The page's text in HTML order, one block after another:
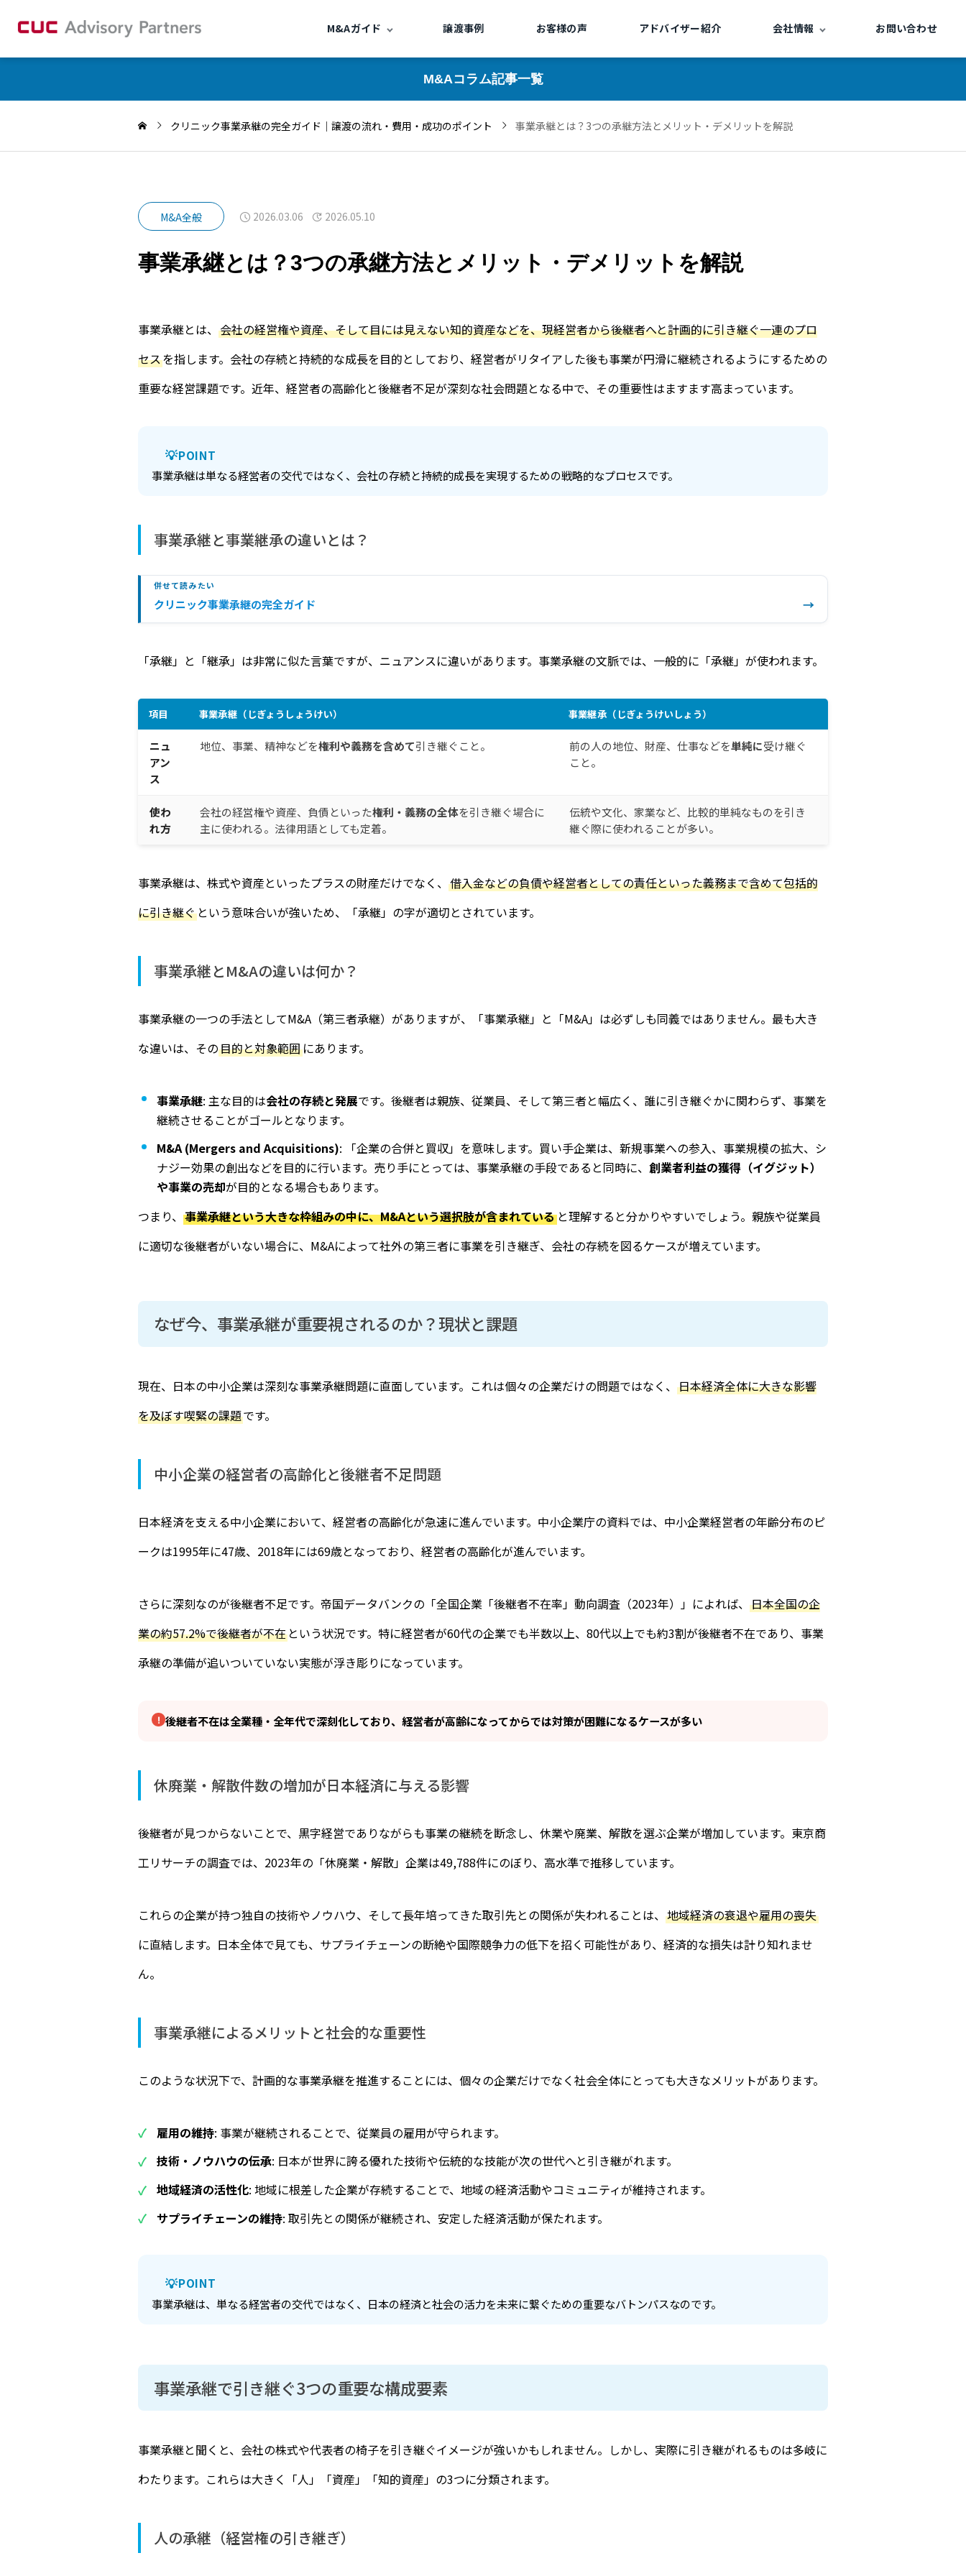
M&Aガイド 譲渡事例 お客様の声 アドバイザー紹介 会社情報 お問い合わせ
M&Aコラム記事一覧
クリニック事業承継の完全ガイド｜譲渡の流れ・費用・成功のポイント 事業承継とは？3つの承継方法とメリット・デメリットを解説
M&A全般 2026.03.06 2026.05.10
事業承継とは？3つの承継方法とメリット・デメリットを解説
事業承継とは、 会社の経営権や資産、そして目には見えない知的資産などを、現経営者から後継者へと計画的に引き継ぐ一連のプロ
セスを指します。会社の存続と持続的な成長を目的としており、経営者がリタイアした後も事業が円滑に継続されるようにするための
重要な経営課題です。近年、経営者の高齢化と後継者不足が深刻な社会問題となる中で、その重要性はますます高まっています。
POINT
事業承継は単なる経営者の交代ではなく、会社の存続と持続的成長を実現するための戦略的なプロセスです。
事業承継と事業継承の違いとは？
併せて読みたい
クリニック事業承継の完全ガイド →
「承継」と「継承」は非常に似た言葉ですが、ニュアンスに違いがあります。事業承継の文脈では、一般的に「承継」が使われます。
項目 事業承継 （じぎょうしょうけい） 事業継承 （じぎょうけいしょう）
ニュ
アン
ス
地位、事業、精神などを権利や義務を含めて引き継ぐこと。 前の人の地位、財産、仕事などを単純に受け継ぐ
こと。
使わ
れ方
会社の経営権や資産、負債といった権利・義務の全体を引き継ぐ場合に
主に使われる。法律用語としても定着。
伝統や文化、家業など、比較的単純なものを引き
継ぐ際に使われることが多い。
事業承継は、株式や資産といったプラスの財産だけでなく、 借入金などの負債や経営者としての責任といった義務まで含めて包括的
に引き継ぐ という意味合いが強いため、「承継」の字が適切とされています。
事業承継とM&Aの違いは何か？
事業承継の一つの手法としてM&A（第三者承継）がありますが、「事業承継」と「M&A」は必ずしも同義ではありません。最も大き
な違いは、その目的と対象範囲にあります。
事業承継: 主な目的は会社の存続と発展です。後継者は親族、従業員、そして第三者と幅広く、誰に引き継ぐかに関わらず、事業を
継続させることがゴールとなります。
M&A (Mergers and Acquisitions): 「企業の合併と買収」を意味します。買い手企業は、新規事業への参入、事業規模の拡大、シ
ナジー効果の創出などを目的に行います。売り手にとっては、事業承継の手段であると同時に、 創業者利益の獲得（イグジット）
や事業の売却が目的となる場合もあります。
つまり、 事業承継という大きな枠組みの中に、M&Aという選択肢が含まれていると理解すると分かりやすいでしょう。親族や従業員
に適切な後継者がいない場合に、M&Aによって社外の第三者に事業を引き継ぎ、会社の存続を図るケースが増えています。
なぜ今、事業承継が重要視されるのか？現状と課題
現在、日本の中小企業は深刻な事業承継問題に直面しています。これは個々の企業だけの問題ではなく、 日本経済全体に大きな影響
を及ぼす喫緊の課題です。
中小企業の経営者の高齢化と後継者不足問題
日本経済を支える中小企業において、経営者の高齢化が急速に進んでいます。中小企業庁の資料では、中小企業経営者の年齢分布のピ
ークは1995年に47歳、2018年には69歳となっており、経営者の高齢化が進んでいます。
さらに深刻なのが後継者不足です。帝国データバンクの「全国企業「後継者不在率」動向調査（2023年）」によれば、 日本全国の企
業の約57.2%で後継者が不在 という状況です。特に経営者が60代の企業でも半数以上、80代以上でも約3割が後継者不在であり、事業
承継の準備が追いついていない実態が浮き彫りになっています。
後継者不在は全業種・全年代で深刻化しており、経営者が高齢になってからでは対策が困難になるケースが多い
休廃業・解散件数の増加が日本経済に与える影響
後継者が見つからないことで、黒字経営でありながらも事業の継続を断念し、休業や廃業、解散を選ぶ企業が増加しています。東京商
工リサーチの調査では、2023年の「休廃業・解散」企業は49,788件にのぼり、高水準で推移しています。
これらの企業が持つ独自の技術やノウハウ、そして長年培ってきた取引先との関係が失われることは、 地域経済の衰退や雇用の喪失
に直結します。日本全体で見ても、サプライチェーンの断絶や国際競争力の低下を招く可能性があり、経済的な損失は計り知れませ
ん。
事業承継によるメリットと社会的な重要性
このような状況下で、計画的な事業承継を推進することには、個々の企業だけでなく社会全体にとっても大きなメリットがあります。
雇用の維持: 事業が継続されることで、従業員の雇用が守られます。
技術・ノウハウの伝承: 日本が世界に誇る優れた技術や伝統的な技能が次の世代へと引き継がれます。
地域経済の活性化: 地域に根差した企業が存続することで、地域の経済活動やコミュニティが維持されます。
サプライチェーンの維持: 取引先との関係が継続され、安定した経済活動が保たれます。
POINT
事業承継は、単なる経営者の交代ではなく、日本の経済と社会の活力を未来に繋ぐための重要なバトンパスなのです。
事業承継で引き継ぐ3つの重要な構成要素
事業承継と聞くと、会社の株式や代表者の椅子を引き継ぐイメージが強いかもしれません。しかし、実際に引き継がれるものは多岐に
わたります。これらは大きく「人」「資産」「知的資産」の3つに分類されます。
人の承継（経営権の引き継ぎ）